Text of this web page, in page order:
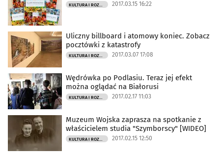
2017.03.15 16:22
Uliczny billboard i atomowy koniec. Zobacz
pocztówki z katastrofy
2017.03.07 17:08
Wędrówka po Podlasiu. Teraz jej efekt
można oglądać na Białorusi
2017.02.17 11:03
Muzeum Wojska zaprasza na spotkanie z
właścicielem studia "Szymborscy" [WIDEO]
2017.02.15 12:50